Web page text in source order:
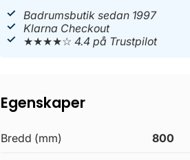
Badrumsbutik sedan 1997
Klarna Checkout
★★★★☆4.4 på Trustpilot
Egenskaper
Bredd (mm) 800